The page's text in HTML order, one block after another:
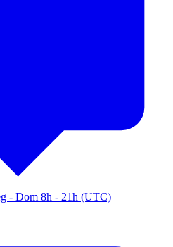
- Dom 8h - 21h (UTC)